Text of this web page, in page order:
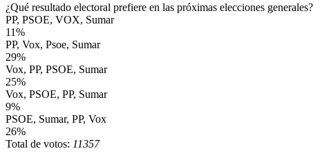
¿Qué resultado electoral prefiere en las próximas elecciones generales?
PP, PSOE, VOX, Sumar
11%
PP, Vox, Psoe, Sumar
29%
Vox, PP, PSOE, Sumar
25%
Vox, PSOE, PP, Sumar
9%
PSOE, Sumar, PP, Vox
26%
Total de votos: 11357